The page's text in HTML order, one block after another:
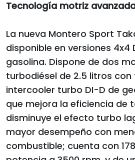
Tecnología motriz
La nueva Montero Sport
disponible en versiones 4x4
gasolina. Dispone de dos
turbodiésel de 2.5 litros con
intercooler turbo DI-D de
que mejora la eficiencia de
disminuye el efecto turbo
mayor desempeño con
combustible; cuenta con